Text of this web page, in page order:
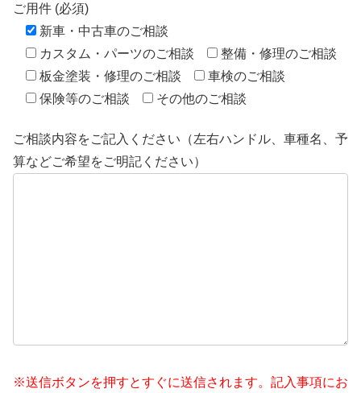
ご用件 (必須)
新車・中古車のご相談
カスタム・パーツのご相談
整備・修理のご相談
板金塗装・修理のご相談
車検のご相談
保険等のご相談
その他のご相談
ご相談内容をご記入ください（左右ハンドル、車種名、予
算などご希望をご明記ください）
※送信ボタンを押すとすぐに送信されます。記入事項にお